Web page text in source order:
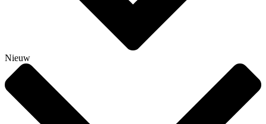
Nieuw